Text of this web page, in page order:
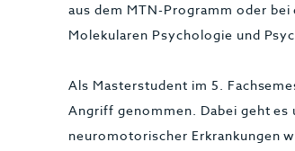
aus dem MTN-Programm oder
Molekularen Psychologie und
Als Masterstudent im 5.
Angriff genommen. Dabei geht es
neuromotorischer Erkrankungen